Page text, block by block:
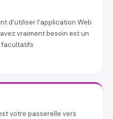
d'utiliser l'application Web
vraiment besoin est un
facultatifs
votre passerelle vers